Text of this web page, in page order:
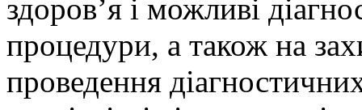
здоров’я і можливі
процедури, а також на
проведення